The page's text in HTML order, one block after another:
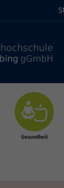
Gesundheit